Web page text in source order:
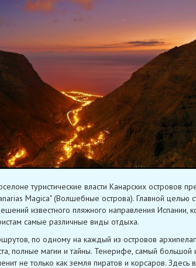
туристические власти Канарских островов
Magica" (Волшебные острова). Главной целью
известного пляжного направления Испании,
самые различные виды отдыха.
по одному на каждый из островов
полные магии и тайны. Тенерифе, самый большой
не только как земля пиратов и корсаров. Здесь в